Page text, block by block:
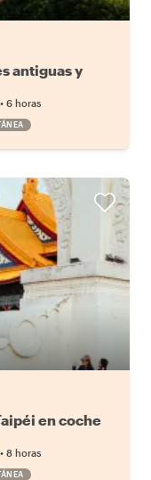
antiguas y
• 6 horas
en coche
• 8 horas